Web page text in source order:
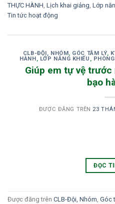
THỰC HÀNH, Lịch khai giảng, Lớp
Tin tức hoạt động
CLB-ĐỘI, NHÓM, GÓC TÂM LÝ,
HÀNH, LỚP NĂNG KHIẾU ,
Giúp em tự vệ
bạo
ĐƯỢC ĐĂNG TRÊN 23
ĐỌC
Được đăng trên CLB-Đội, Nhóm Góc